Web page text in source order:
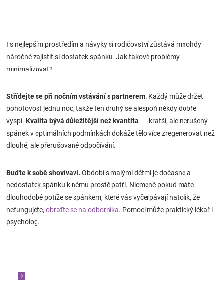
I s nejlepším prostředím a návyky si rodičovství zůstává mnohdy
náročné zajistit si dostatek spánku. Jak takové problémy
minimalizovat?
Střídejte se při nočním vstávání s partnerem. Každý může držet
pohotovost jednu noc, takže ten druhý se alespoň někdy dobře
vyspí. Kvalita bývá důležitější než kvantita – i kratší, ale nerušený
spánek v optimálních podmínkách dokáže tělo více zregenerovat než
dlouhé, ale přerušované odpočívání.
Buďte k sobě shovívaví. Období s malými dětmi je dočasné a
nedostatek spánku k němu prostě patří. Nicméně pokud máte
dlouhodobé potíže se spánkem, které vás vyčerpávají natolik, že
nefungujete, obraťte se na odborníka. Pomoci může praktický lékař i
psycholog.